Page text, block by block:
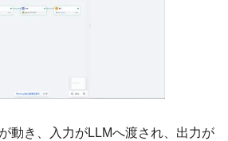
動き、入力がLLMへ渡され、出力が